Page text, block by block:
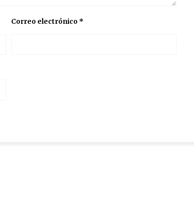
Correo electrónico *